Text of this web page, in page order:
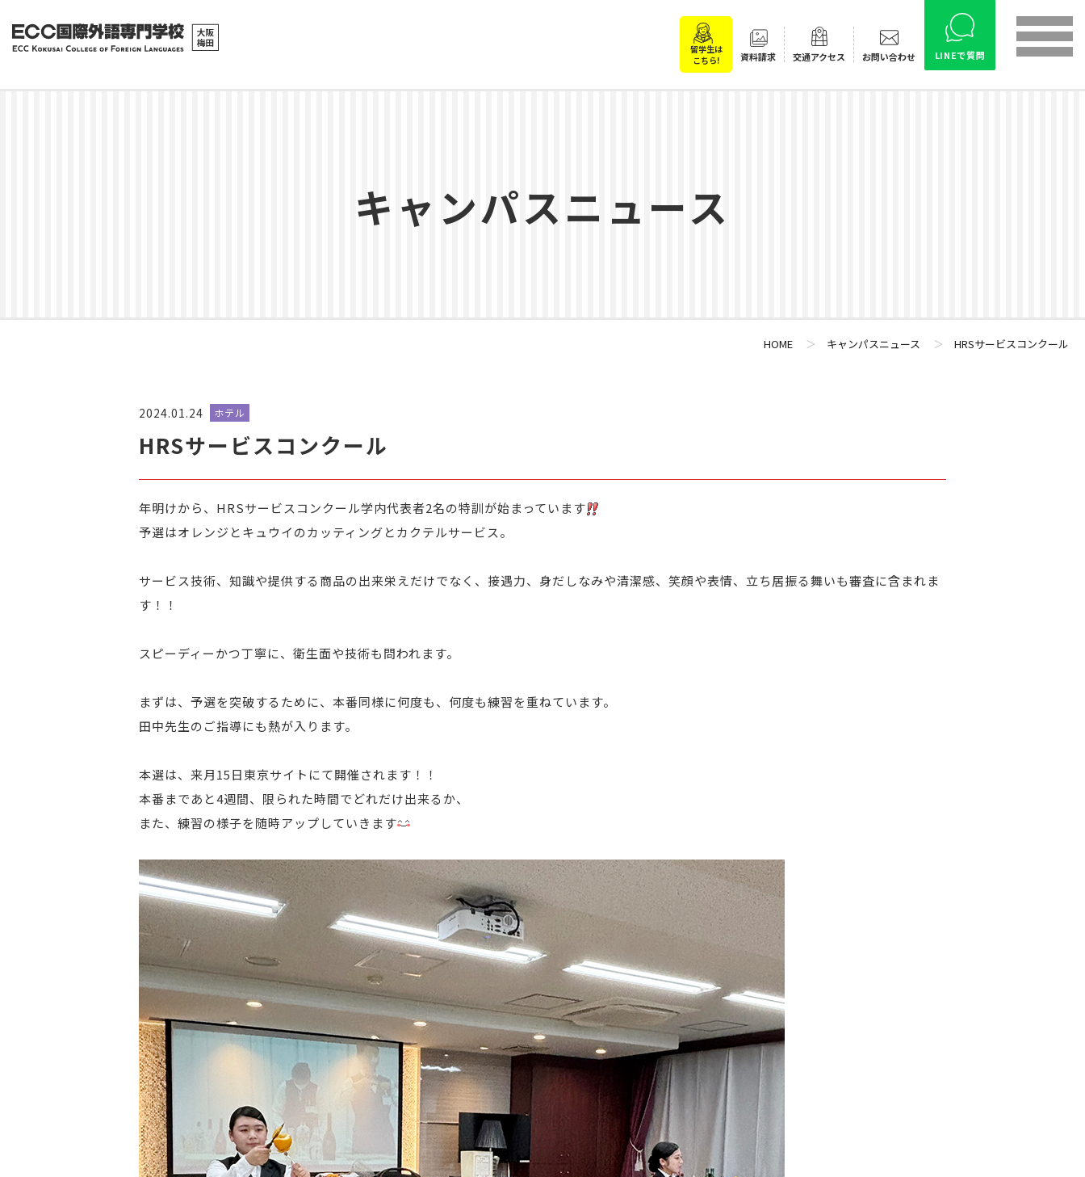
留学生は
こちら!
資料請求 交通アクセス お問い合わせ LINEで質問
キャンパスニュース
HOME ＞ キャンパスニュース ＞ HRSサービスコンクール
2024.01.24 ホテル
HRSサービスコンクール
年明けから、HRSサービスコンクール学内代表者2名の特訓が始まっています
予選はオレンジとキュウイのカッティングとカクテルサービス。
サービス技術、知識や提供する商品の出来栄えだけでなく、 接遇力、身だしなみや清潔感、笑顔や表情、立ち居振る舞いも審査に含まれま
す！！
スピーディーかつ丁寧に、衛生面や技術も問われます。
まずは、予選を突破するために、本番同様に何度も、何度も練習を重ねています。
田中先生のご指導にも熱が入ります。
本選は、来月15日東京サイトにて開催されます！！
本番まであと4週間、限られた時間でどれだけ出来るか、
また、練習の様子を随時アップしていきます